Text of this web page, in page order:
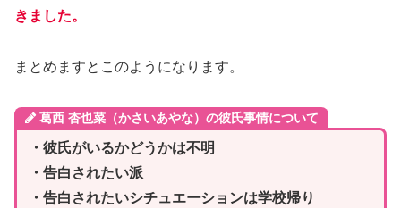
きました。
まとめますとこのようになります。
葛西 杏也菜（かさいあやな）の彼氏事情について
・彼氏がいるかどうかは不明
・告白されたい派
・告白されたいシチュエーションは学校帰り